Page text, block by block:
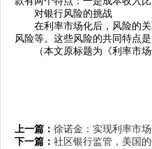
对银行风险的挑战
在利率市场化后，风险的关
风险等。这些风险的共同特点
（本文原标题为《利率市场
上一篇： 徐诺金：实现利率市
下一篇： 社区银行监管，美国